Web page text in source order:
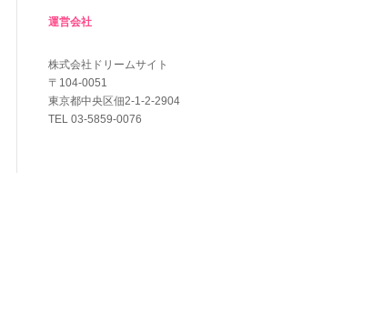
運営会社
株式会社ドリームサイト
〒104-0051
東京都中央区佃2-1-2-2904
TEL 03-5859-0076